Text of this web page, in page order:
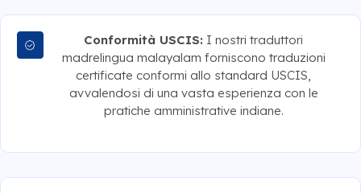
Conformità USCIS: I nostri traduttori
madrelingua malayalam forniscono traduzioni
certificate conformi allo standard USCIS,
avvalendosi di una vasta esperienza con le
pratiche amministrative indiane.